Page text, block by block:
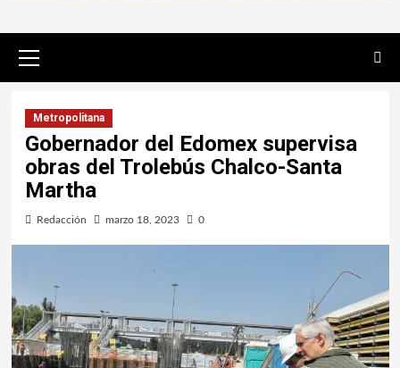
Metropolitana
Gobernador del Edomex supervisa
obras del Trolebús Chalco-Santa
Martha
Redacción marzo 18, 2023 0